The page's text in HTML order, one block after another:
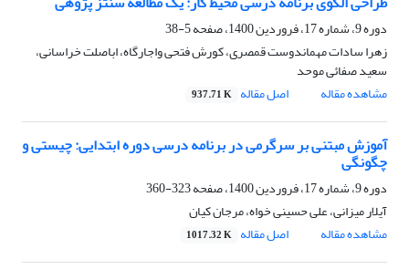
دوره 9، شماره 17، فروردین 1400، صفحه
5-38
زهرا سادات مهماندوست قمصری، کورش فتحی واجارگاه، اباصلت خراسانی،
سعید صفائی موحد
مشاهده مقاله
اصل مقاله 937.71 K
آموزش مبتنی بر سرگرمی در برنامه درسی دوره ابتدایی: چیستی و
چگونگی
دوره 9، شماره 17، فروردین 1400، صفحه
323-360
آیلار میزانی، علی حسینی خواه، مرجان کیان
مشاهده مقاله
اصل مقاله 1017.32 K